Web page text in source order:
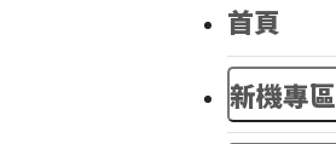
首頁
新機專區